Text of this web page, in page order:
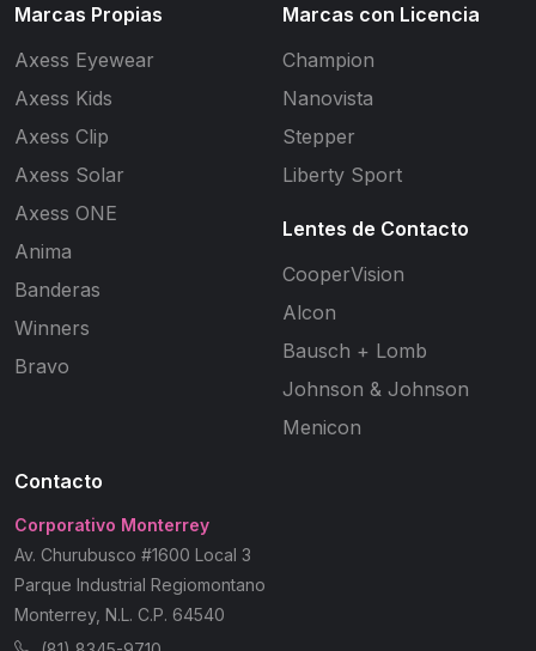
Marcas Propias
Axess Eyewear
Axess Kids
Axess Clip
Axess Solar
Axess ONE
Anima
Banderas
Winners
Bravo
Marcas con Licencia
Champion
Nanovista
Stepper
Liberty Sport
Lentes de Contacto
CooperVision
Alcon
Bausch + Lomb
Johnson & Johnson
Menicon
Contacto
Corporativo Monterrey
Av. Churubusco #1600 Local 3
Parque Industrial Regiomontano
Monterrey, N.L. C.P. 64540